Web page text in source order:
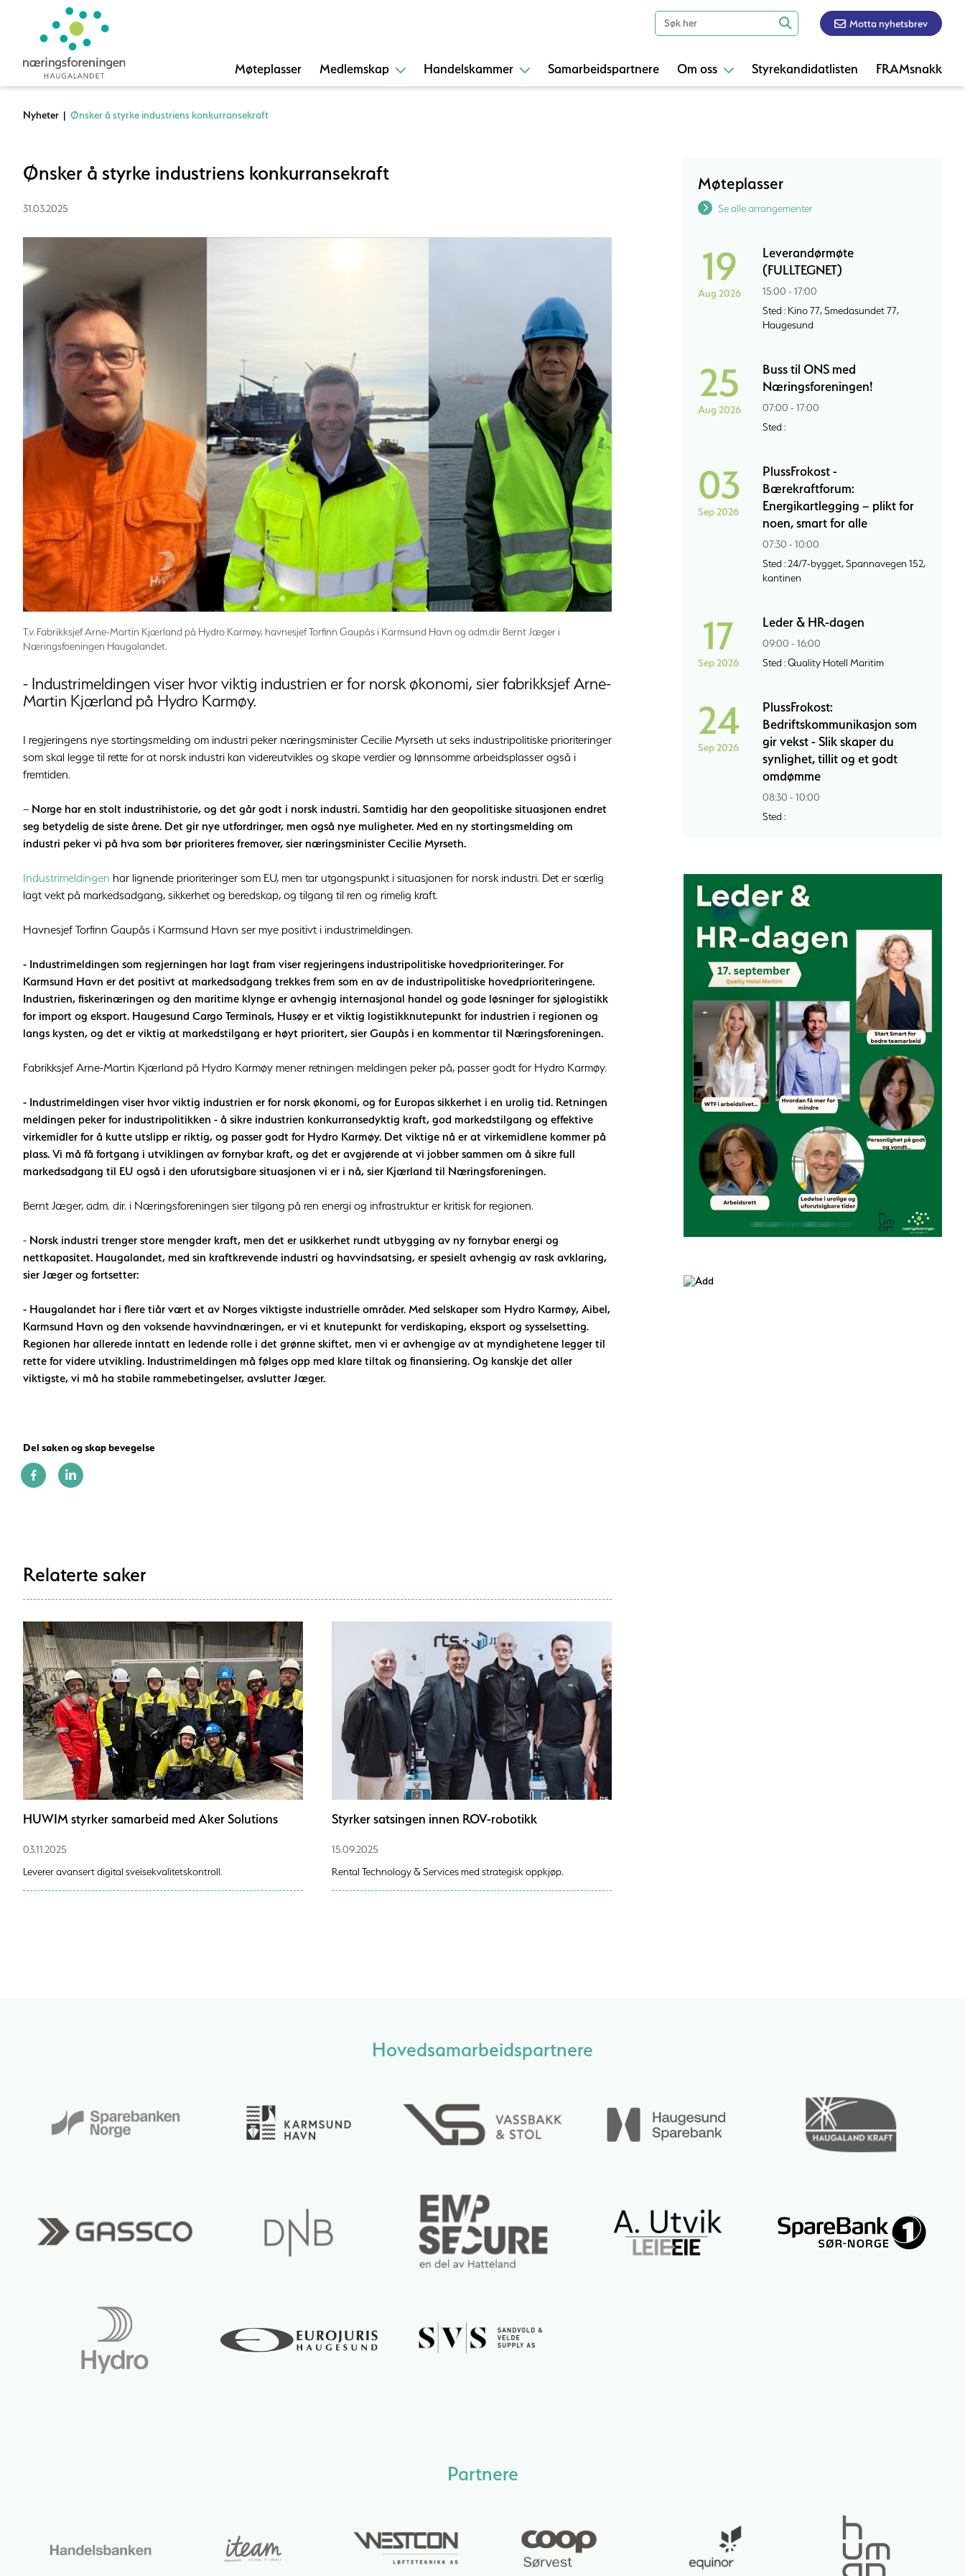
Motta nyhetsbrev
Møteplasser Medlemskap Handelskammer Samarbeidspartnere Om oss Styrekandidatlisten FRAMsnakk
Nyheter | Ønsker å styrke industriens konkurransekraft
Ønsker å styrke industriens konkurransekraft
31.03.2025
T.v. Fabrikksjef Arne-Martin Kjærland på Hydro Karmøy, havnesjef Torfinn Gaupås i Karmsund Havn og adm.dir Bernt Jæger i
Næringsfoeningen Haugalandet.
- Industrimeldingen viser hvor viktig industrien er for norsk økonomi, sier fabrikksjef Arne-
Martin Kjærland på Hydro Karmøy.
I regjeringens nye stortingsmelding om industri peker næringsminister Cecilie Myrseth ut seks industripolitiske prioriteringer
som skal legge til rette for at norsk industri kan videreutvikles og skape verdier og lønnsomme arbeidsplasser også i
fremtiden.
– Norge har en stolt industrihistorie, og det går godt i norsk industri. Samtidig har den geopolitiske situasjonen endret
seg betydelig de siste årene. Det gir nye utfordringer, men også nye muligheter. Med en ny stortingsmelding om
industri peker vi på hva som bør prioriteres fremover, sier næringsminister Cecilie Myrseth.
Industrimeldingen har lignende prioriteringer som EU, men tar utgangspunkt i situasjonen for norsk industri. Det er særlig
lagt vekt på markedsadgang, sikkerhet og beredskap, og tilgang til ren og rimelig kraft.
Havnesjef Torfinn Gaupås i Karmsund Havn ser mye positivt i industrimeldingen.
- Industrimeldingen som regjerningen har lagt fram viser regjeringens industripolitiske hovedprioriteringer. For
Karmsund Havn er det positivt at markedsadgang trekkes frem som en av de industripolitiske hovedprioriteringene.
Industrien, fiskerinæringen og den maritime klynge er avhengig internasjonal handel og gode løsninger for sjølogistikk
for import og eksport. Haugesund Cargo Terminals, Husøy er et viktig logistikknutepunkt for industrien i regionen og
langs kysten, og det er viktig at markedstilgang er høyt prioritert, sier Gaupås i en kommentar til Næringsforeningen.
Fabrikksjef Arne-Martin Kjærland på Hydro Karmøy mener retningen meldingen peker på, passer godt for Hydro Karmøy.
- Industrimeldingen viser hvor viktig industrien er for norsk økonomi, og for Europas sikkerhet i en urolig tid. Retningen
meldingen peker for industripolitikken - å sikre industrien konkurransedyktig kraft, god markedstilgang og effektive
virkemidler for å kutte utslipp er riktig, og passer godt for Hydro Karmøy. Det viktige nå er at virkemidlene kommer på
plass. Vi må få fortgang i utviklingen av fornybar kraft, og det er avgjørende at vi jobber sammen om å sikre full
markedsadgang til EU også i den uforutsigbare situasjonen vi er i nå, sier Kjærland til Næringsforeningen.
Bernt Jæger, adm. dir. i Næringsforeningen sier tilgang på ren energi og infrastruktur er kritisk for regionen.
- Norsk industri trenger store mengder kraft, men det er usikkerhet rundt utbygging av ny fornybar energi og
nettkapasitet. Haugalandet, med sin kraftkrevende industri og havvindsatsing, er spesielt avhengig av rask avklaring,
sier Jæger og fortsetter:
- Haugalandet har i flere tiår vært et av Norges viktigste industrielle områder. Med selskaper som Hydro Karmøy, Aibel,
Karmsund Havn og den voksende havvindnæringen, er vi et knutepunkt for verdiskaping, eksport og sysselsetting.
Regionen har allerede inntatt en ledende rolle i det grønne skiftet, men vi er avhengige av at myndighetene legger til
rette for videre utvikling. Industrimeldingen må følges opp med klare tiltak og finansiering. Og kanskje det aller
viktigste, vi må ha stabile rammebetingelser, avslutter Jæger.
Del saken og skap bevegelse
Relaterte saker
HUWIM styrker samarbeid med Aker Solutions
03.11.2025
Leverer avansert digital sveisekvalitetskontroll.
Styrker satsingen innen ROV-robotikk
15.09.2025
Rental Technology & Services med strategisk oppkjøp.
Møteplasser
Se alle arrangementer
19
Aug 2026
Leverandørmøte
(FULLTEGNET)
15:00 - 17:00
Sted : Kino 77, Smedasundet 77,
Haugesund
25
Aug 2026
Buss til ONS med
Næringsforeningen!
07:00 - 17:00
Sted :
03
Sep 2026
PlussFrokost -
Bærekraftforum:
Energikartlegging – plikt for
noen, smart for alle
07:30 - 10:00
Sted : 24/7-bygget, Spannavegen 152,
kantinen
17
Sep 2026
Leder & HR-dagen
09:00 - 16:00
Sted : Quality Hotell Maritim
24
Sep 2026
PlussFrokost:
Bedriftskommunikasjon som
gir vekst - Slik skaper du
synlighet, tillit og et godt
omdømme
08:30 - 10:00
Sted :
Hovedsamarbeidspartnere
Partnere